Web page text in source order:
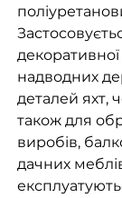
надводних
деталей яхт,
також для
виробів,
дачних